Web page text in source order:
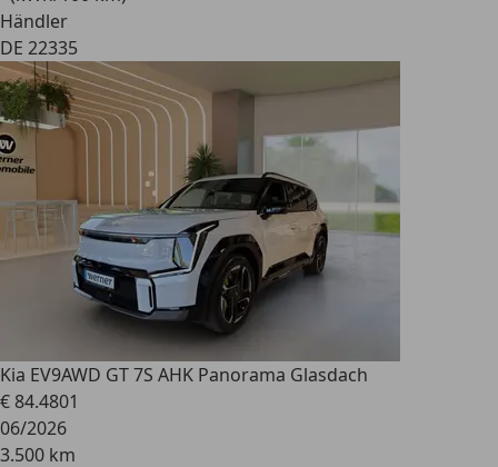
Händler
DE 22335
Kia EV9AWD GT 7S AHK Panorama Glasdach
€ 84.4801
06/2026
3.500 km